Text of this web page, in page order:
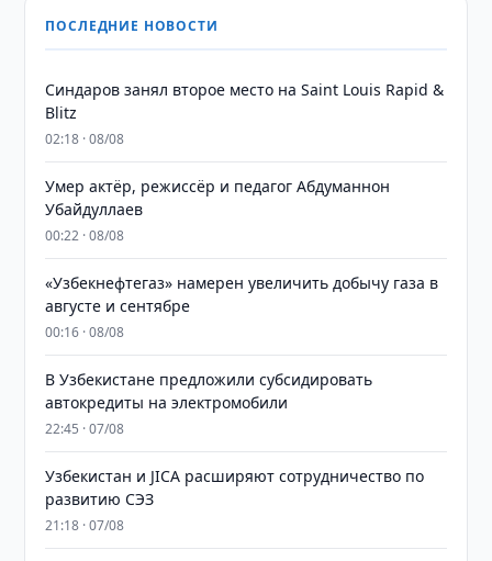
ПОСЛЕДНИЕ НОВОСТИ
Синдаров занял второе место на Saint Louis Rapid &
Blitz
02:18 · 08/08
Умер актёр, режиссёр и педагог Абдуманнон
Убайдуллаев
00:22 · 08/08
«Узбекнефтегаз» намерен увеличить добычу газа в
августе и сентябре
00:16 · 08/08
В Узбекистане предложили субсидировать
автокредиты на электромобили
22:45 · 07/08
Узбекистан и JICA расширяют сотрудничество по
развитию СЭЗ
21:18 · 07/08